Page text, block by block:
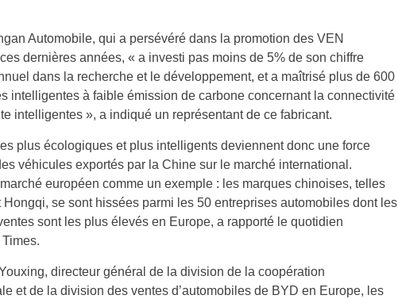
Automobile, qui a persévéré dans la promotion des VEN
dernières années, « a investi pas moins de 5% de son chiffre
dans la recherche et le développement, et a maîtrisé plus de 600
intelligentes à faible émission de carbone concernant la connectivité
intelligentes », a indiqué un représentant de ce fabricant.
plus écologiques et plus intelligents deviennent donc une force
véhicules exportés par la Chine sur le marché international.
européen comme un exemple : les marques chinoises, telles
Hongqi, se sont hissées parmi les 50 entreprises automobiles dont les
sont les plus élevés en Europe, a rapporté le quotidien
directeur général de la division de la coopération
et de la division des ventes d’automobiles de BYD en Europe, les